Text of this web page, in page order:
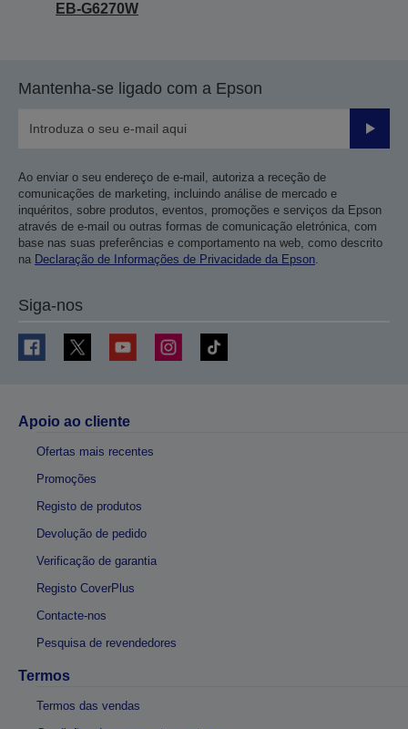
EB-G6270W
Mantenha-se ligado com a Epson
Enviar
Ao enviar o seu endereço de e-mail, autoriza a receção de
comunicações de marketing, incluindo análise de mercado e
inquéritos, sobre produtos, eventos, promoções e serviços da Epson
através de e-mail ou outras formas de comunicação eletrónica, com
base nas suas preferências e comportamento na web, como descrito
na Declaração de Informações de Privacidade da Epson.
Siga-nos
Apoio ao cliente
Ofertas mais recentes
Promoções
Registo de produtos
Devolução de pedido
Verificação de garantia
Registo CoverPlus
Contacte-nos
Pesquisa de revendedores
Termos
Termos das vendas